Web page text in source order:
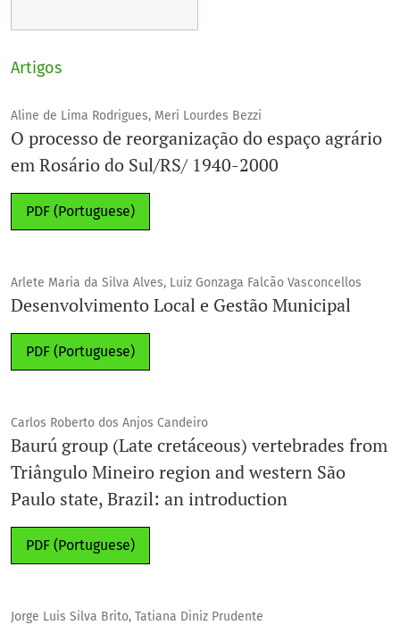
Artigos
Aline de Lima Rodrigues, Meri Lourdes Bezzi
O processo de reorganização do espaço agrário
em Rosário do Sul/RS/ 1940-2000
PDF (Portuguese)
Arlete Maria da Silva Alves, Luiz Gonzaga Falcão Vasconcellos
Desenvolvimento Local e Gestão Municipal
PDF (Portuguese)
Carlos Roberto dos Anjos Candeiro
Baurú group (Late cretáceous) vertebrades from
Triângulo Mineiro region and western São
Paulo state, Brazil: an introduction
PDF (Portuguese)
Jorge Luis Silva Brito, Tatiana Diniz Prudente